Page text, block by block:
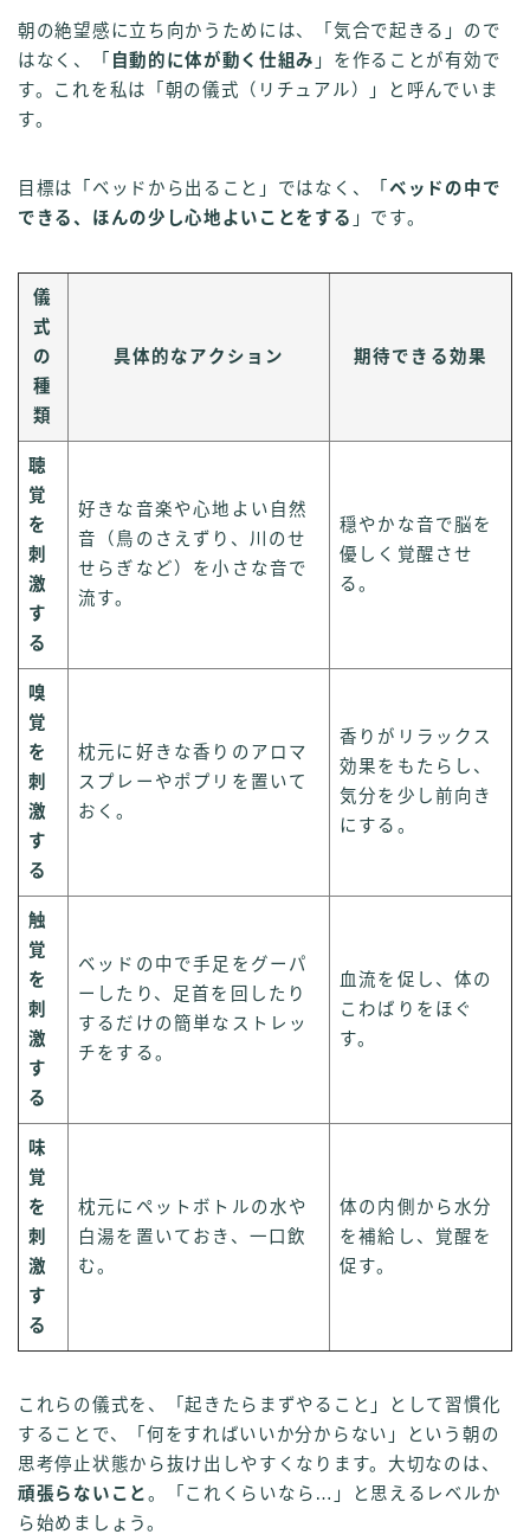
朝の絶望感に立ち向かうためには、「気合で起きる」ので
はなく、「 自動的に体が動く仕組み 」を作ることが有効で
す。これを私は「朝の儀式（リチュアル）」と呼んでいま
す。
目標は「ベッドから出ること」ではなく、「 ベッドの中で
できる、ほんの少し心地よいことをする 」です。
儀
式
の
種
類
具体的なアクション 期待できる効果
聴
覚
を
刺
激
す
る
好きな音楽や心地よい自然
音（鳥のさえずり、川のせ
せらぎなど）を小さな音で
流す。
穏やかな音で脳を
優しく覚醒させ
る。
嗅
覚
を
刺
激
す
る
枕元に好きな香りのアロマ
スプレーやポプリを置いて
おく。
香りがリラックス
効果をもたらし、
気分を少し前向き
にする。
触
覚
を
刺
激
す
る
ベッドの中で手足をグーパ
ーしたり、足首を回したり
するだけの簡単なストレッ
チをする。
血流を促し、体の
こわばりをほぐ
す。
味
覚
を
刺
激
す
る
枕元にペットボトルの水や
白湯を置いておき、一口飲
む。
体の内側から水分
を補給し、覚醒を
促す。
これらの儀式を、「起きたらまずやること」として習慣化
することで、「何をすればいいか分からない」という朝の
思考停止状態から抜け出しやすくなります。大切なのは、
頑張らないこと。「これくらいなら…」と思えるレベルか
ら始めましょう。